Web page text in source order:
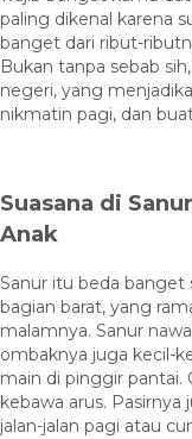
paling dikenal karena
banget dari ribut-
Bukan tanpa sebab
negeri, yang
nikmatin pagi, dan
Suasana di
Anak
Sanur itu beda banget
bagian barat, yang
malamnya. Sanur
ombaknya juga kecil-
main di pinggir pantai.
kebawa arus.
jalan-jalan pagi atau